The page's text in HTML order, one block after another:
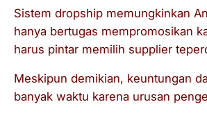
Sistem dropship memungkinkan
hanya bertugas mempromosikan
harus pintar memilih supplier
Meskipun demikian, keuntungan
banyak waktu karena urusan